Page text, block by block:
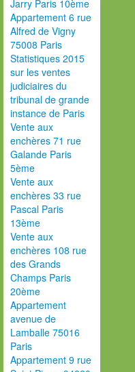
Jarry Paris 10ème
Appartement 6 rue
Alfred de Vigny
75008 Paris
Statistiques 2015
sur les ventes
judiciaires du
tribunal de grande
instance de Paris
Vente aux
enchères 71 rue
Galande Paris
5ème
Vente aux
enchères 33 rue
Pascal Paris
13ème
Vente aux
enchères 108 rue
des Grands
Champs Paris
20ème
Appartement
avenue de
Lamballe 75016
Paris
Appartement 9 rue